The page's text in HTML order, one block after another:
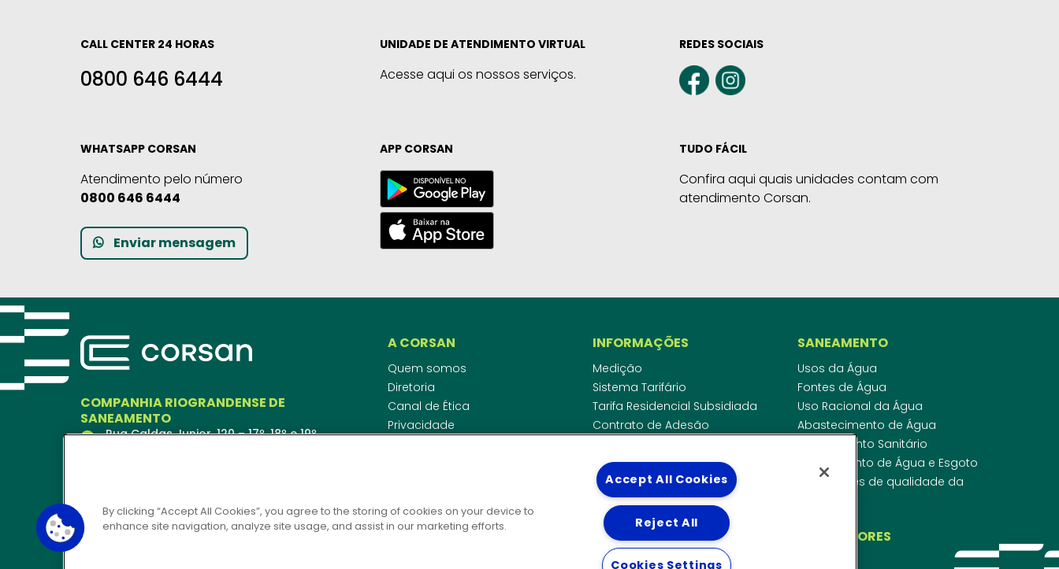
CALL CENTER 24 HORAS
0800 646 6444
UNIDADE DE ATENDIMENTO VIRTUAL
Acesse aqui os nossos serviços.
REDES SOCIAIS
WHATSAPP CORSAN
Atendimento pelo número
0800 646 6444
Enviar mensagem
APP CORSAN TUDO FÁCIL
Confira aqui quais unidades contam com
atendimento Corsan.
COMPANHIA RIOGRANDENSE DE
SANEAMENTO
Rua Caldas Junior, 120 – 17º, 18º e 19º
CORSAN 24H
A CORSAN
Quem somos
Diretoria
Canal de Ética
Privacidade
Notícias
INFORMAÇÕES
Medição
Sistema Tarifário
Tarifa Residencial Subsidiada
Contrato de Adesão
Agências Reguladoras
Cobrança pela Disponibilidade
Padrão de Ligação de Água
Guia Cadastro Técnico
DIRETORIAS
SANEAMENTO
Usos da Água
Fontes de Água
Uso Racional da Água
Abastecimento de Água
Esgotamento Sanitário
Regulamento de Água e Esgoto
Indicadores de qualidade da
INVESTIDORES
By clicking “Accept All Cookies”, you agree to the storing of cookies on your device to
enhance site navigation, analyze site usage, and assist in our marketing efforts.
Accept All Cookies
Reject All
Cookies Settings